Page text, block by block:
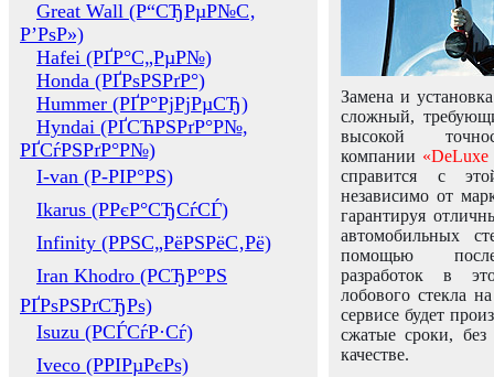
Great Wall (Р“СЂРµР№С‚
Р’РѕР»)
Hafei (РҐР°С„РµР№)
Honda (РҐРѕРЅРґР°)
Hummer (РҐР°РјРјРµСЂ)
Hyndai (РҐСЋРЅРґР°Р№,
РҐСѓРЅРґР°Р№)
I-van (Р-РІР°РЅ)
Ikarus (РРєР°СЂСѓСЃ)
Infinity (РРЅС„РёРЅРёС‚Рё)
Iran Khodro (РСЂР°РЅ
РҐРѕРЅРґСЂРѕ)
Isuzu (РСЃСѓР·Сѓ)
Iveco (РРІРµРєРѕ)
Замена и
сложный,
высокой
компании «DeLuxe
справится с
независимо от
гарантируя
автомобильных
помощью
разработок в
лобового стекла
сервисе будет
сжатые сроки,
качестве.